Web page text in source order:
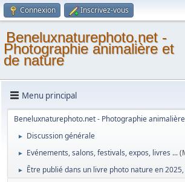
Connexion Inscrivez-vous
Beneluxnaturephoto.net -
Photographie animalière et
de nature
Menu principal
Beneluxnaturephoto.net - Photographie
► Discussion générale
► Evénements, salons, festivals, expos, livres ...
► Être publié dans un livre photo nature en